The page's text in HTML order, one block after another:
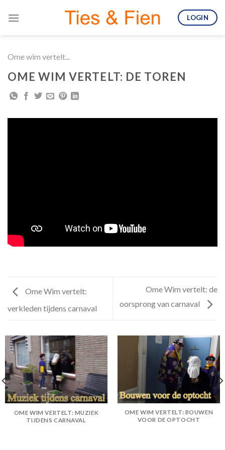
LOGIN
Ome wim vertelt...
OME WIM VERTELT: DE TOREN
Ome Wim vertelt:
verkleden tijdens carnaval
Ome Wim vertelt: de
oorsprong van carnaval
OME WIM VERTELT: MUZIEK
TIJDENS CARNAVAL
OME WIM VERTELT: BOUWEN
VOOR DE OPTOCHT